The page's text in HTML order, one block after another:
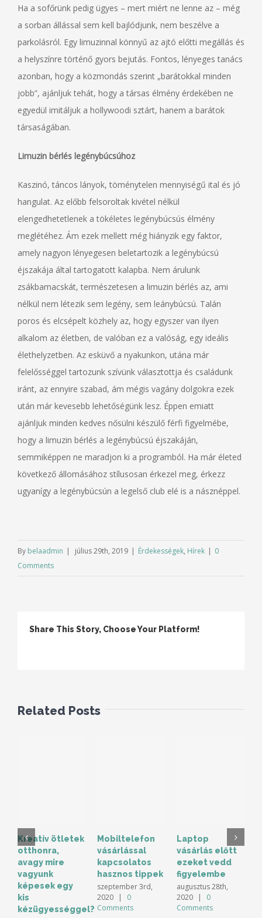
Ha a sofőrünk pedig ügyes – mert miért ne lenne az – még
a sorban állással sem kell bajlódjunk, nem beszélve a
parkolásról. Egy limuzinnal könnyű az ajtó előtti megállás és
a helyszínre történő gyors bejutás. Fontos, lényeges tanács
azonban, hogy a közmondás szerint „barátokkal minden
jobb”, ajánljuk tehát, hogy a társas élmény érdekében ne
egyedül imitáljuk a hollywoodi sztárt, hanem a barátok
társaságában.
Limuzin bérlés legénybúcsúhoz
Kaszinó, táncos lányok, töménytelen mennyiségű ital és jó
hangulat. Az előbb felsoroltak kivétel nélkül
elengedhetetlenek a tökéletes legénybúcsús élmény
meglétéhez. Ám ezek mellett még hiányzik egy faktor,
amely nagyon lényegesen beletartozik a legénybúcsú
éjszakája által tartogatott kalapba. Nem árulunk
zsákbamacskát, természetesen a limuzin bérlés az, ami
nélkül nem létezik sem legény, sem leánybúcsú. Talán
poros és elcsépelt közhely az, hogy egyszer van ilyen
alkalom az életben, de valóban ez a valóság, egy ideális
élethelyzetben. Az esküvő a nyakunkon, utána már
felelősséggel tartozunk szívünk választottja és családunk
iránt, az ennyire szabad, ám mégis vagány dolgokra ezek
után már kevesebb lehetőségünk lesz. Éppen emiatt
ajánljuk minden kedves nősülni készülő férfi figyelmébe,
hogy a limuzin bérlés a legénybúcsú éjszakáján,
semmiképpen ne maradjon ki a programból. Ha már életed
következő állomásához stílusosan érkezel meg, érkezz
ugyanígy a legénybúcsún a legelső club elé is a násznéppel.
By belaadmin | július 29th, 2019 | Érdekességek, Hírek | 0
Comments
Share This Story, Choose Your Platform!
Related Posts
Kreatív ötletek
otthonra,
avagy mire
vagyunk
képesek egy
kis
kézügyességgel?
Mobiltelefon
vásárlással
kapcsolatos
hasznos tippek
szeptember 3rd,
2020
|
0
Comments
Laptop
vásárlás előtt
ezeket vedd
figyelembe
augusztus 28th,
2020
|
0
Comments